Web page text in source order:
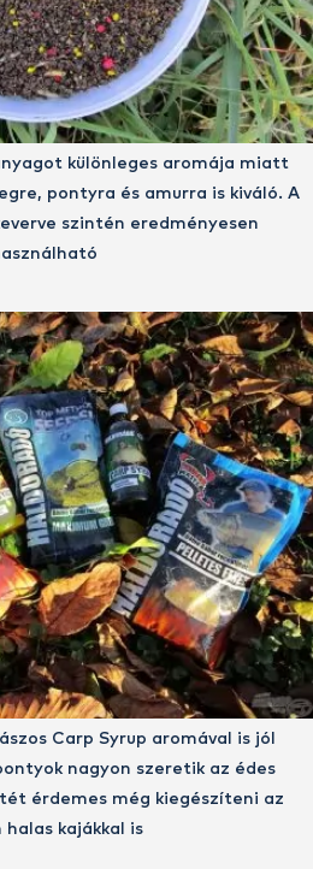
különleges aromája miatt
pontyra és amurra is kiváló. A
szintén eredményesen
Carp Syrup aromával is jól
nagyon szeretik az édes
érdemes még kiegészíteni az
halas kajákkal is